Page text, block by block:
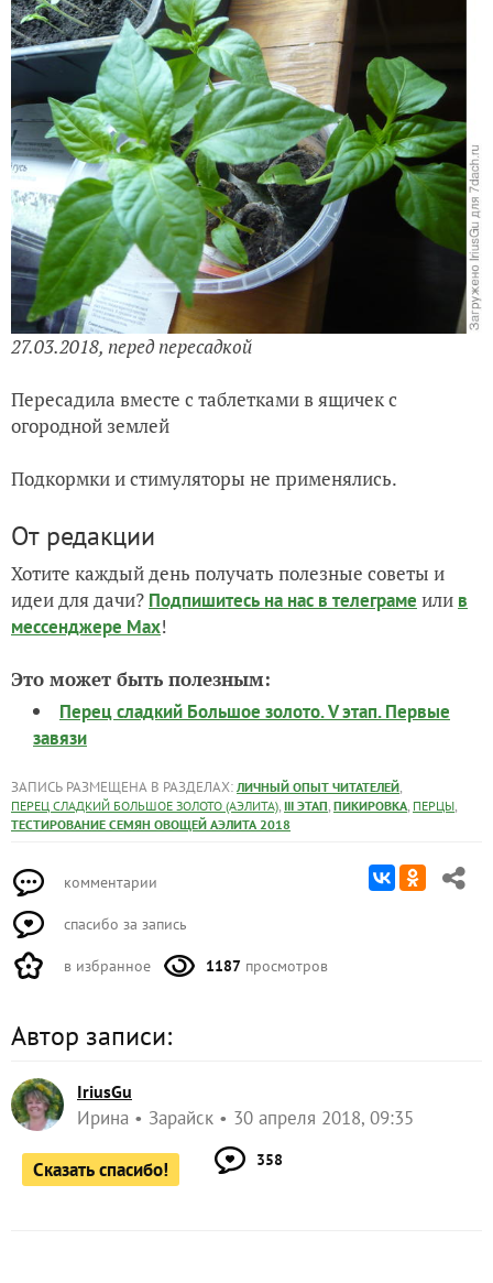
27.03.2018, перед пересадкой
Пересадила вместе с таблетками в ящичек с
огородной землей
Подкормки и стимуляторы не применялись.
От редакции
Хотите каждый день получать полезные советы и
идеи для дачи? Подпишитесь на нас в телеграме или в
мессенджере Max!
Это может быть полезным:
Перец сладкий Большое золото. V этап. Первые
завязи
ЗАПИСЬ РАЗМЕЩЕНА В РАЗДЕЛАХ: ЛИЧНЫЙ ОПЫТ ЧИТАТЕЛЕЙ,
ПЕРЕЦ СЛАДКИЙ БОЛЬШОЕ ЗОЛОТО (АЭЛИТА), III ЭТАП, ПИКИРОВКА, ПЕРЦЫ,
ТЕСТИРОВАНИЕ СЕМЯН ОВОЩЕЙ АЭЛИТА 2018
комментарии
спасибо за запись
в избранное 1187 просмотров
Автор записи:
IriusGu
Ирина Зарайск 30 апреля 2018, 09:35
Сказать спасибо! 358